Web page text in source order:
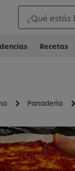
¿Qué estás
Recetas
Panaderia